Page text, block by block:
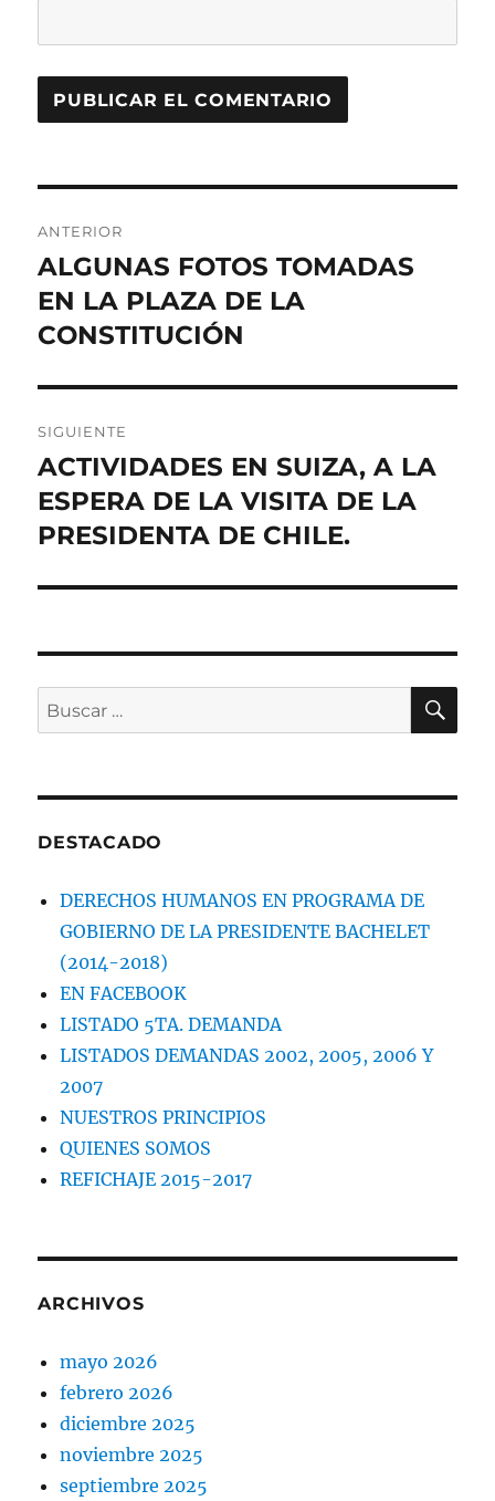
de
entradas
ANTERIOR
Entrada
anterior:
ALGUNAS FOTOS TOMADAS
EN LA PLAZA DE LA
CONSTITUCIÓN
SIGUIENTE
Entrada
siguiente:
ACTIVIDADES EN SUIZA, A LA
ESPERA DE LA VISITA DE LA
PRESIDENTA DE CHILE.
Buscar
por:
DESTACADO
DERECHOS HUMANOS EN PROGRAMA DE
GOBIERNO DE LA PRESIDENTE BACHELET
(2014-2018)
EN FACEBOOK
LISTADO 5TA. DEMANDA
LISTADOS DEMANDAS 2002, 2005, 2006 Y
2007
NUESTROS PRINCIPIOS
QUIENES SOMOS
REFICHAJE 2015-2017
ARCHIVOS
mayo 2026
febrero 2026
diciembre 2025
noviembre 2025
septiembre 2025